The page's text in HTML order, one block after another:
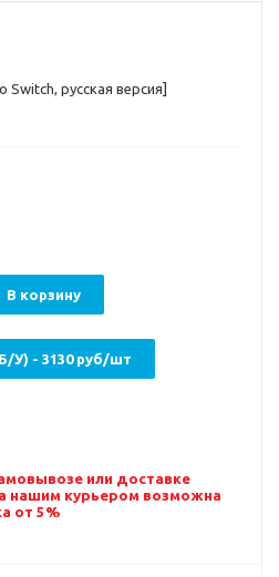
русская версия]
В корзину
У) - 3130 руб/шт
или доставке
нашим курьером возможна
от 5%